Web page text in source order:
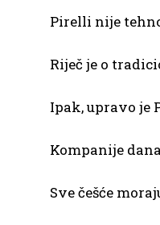
Pirelli nije
Riječ je o
Ipak, upravo je
Kompanije
Sve češće